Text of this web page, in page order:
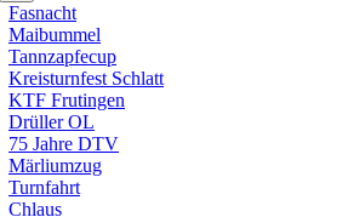
Fasnacht
Maibummel
Tannzapfecup
Kreisturnfest Schlatt
KTF Frutingen
Drüller OL
75 Jahre DTV
Märliumzug
Turnfahrt
Chlaus